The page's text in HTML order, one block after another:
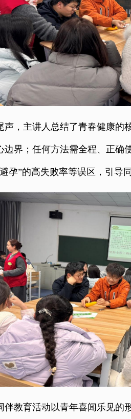
声，主讲人总结了青春健康的
边界；任何方法需全程、正确
孕”的高失败率等误区，引导
伴教育活动以青年喜闻乐见的